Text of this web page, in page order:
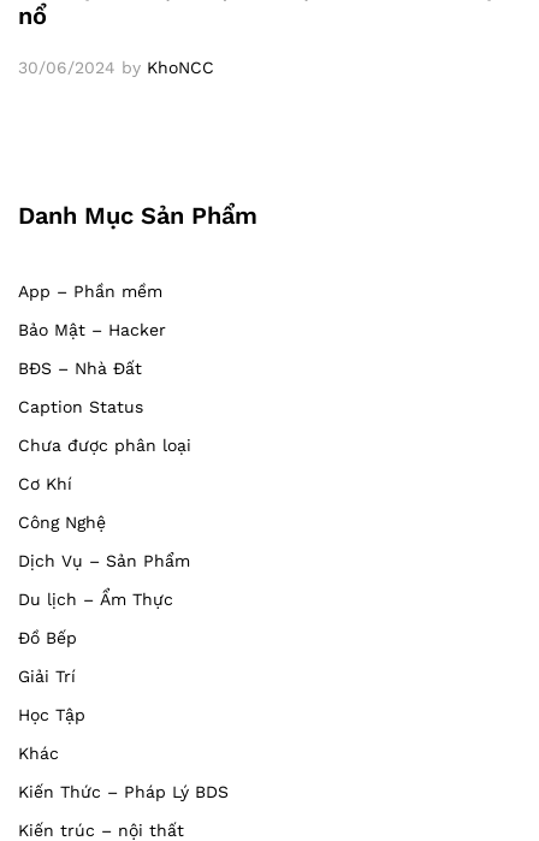
nổ
30/06/2024 by KhoNCC
Danh Mục Sản Phẩm
App – Phần mềm
Bảo Mật – Hacker
BĐS – Nhà Đất
Caption Status
Chưa được phân loại
Cơ Khí
Công Nghệ
Dịch Vụ – Sản Phẩm
Du lịch – Ẩm Thực
Đồ Bếp
Giải Trí
Học Tập
Khác
Kiến Thức – Pháp Lý BDS
Kiến trúc – nội thất